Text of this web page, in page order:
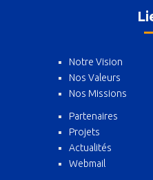
Notre Vision
Nos Valeurs
Nos Missions
Partenaires
Projets
Actualités
Webmail